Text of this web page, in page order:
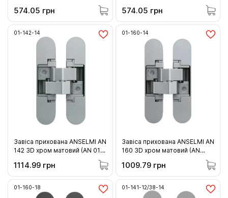
574.05 грн 574.05 грн
01-142-14
Завіса прихована ANSELMI AN
142 3D хром матовий (AN 014)
1114.99 грн
01-160-14
Завіса прихована ANSELMI AN
160 3D хром матовий (AN
1009.79 грн
01-160-18 01-141-12/38-14